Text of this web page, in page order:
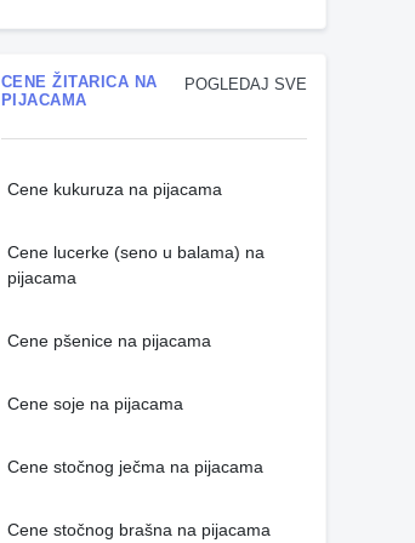
POGLEDAJ SVE
CENE ŽITARICA NA
PIJACAMA
Cene kukuruza na pijacama
Cene lucerke (seno u balama) na
pijacama
Cene pšenice na pijacama
Cene soje na pijacama
Cene stočnog ječma na pijacama
Cene stočnog brašna na pijacama